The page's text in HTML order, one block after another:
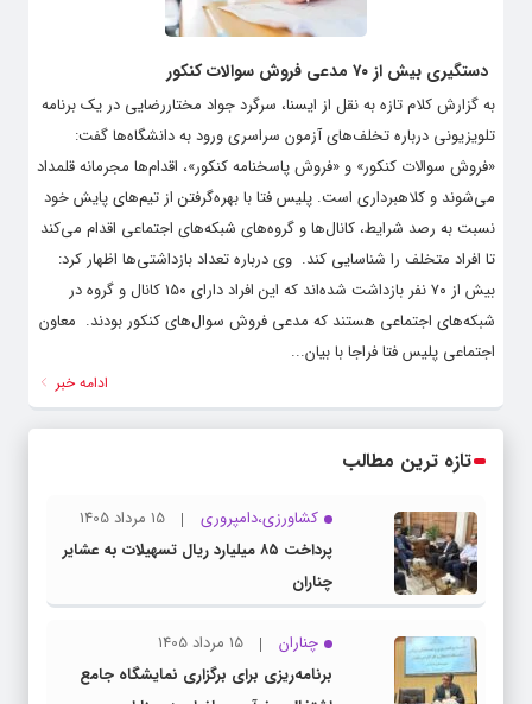
دستگیری بیش از ۷۰ مدعی فروش سوالات کنکور
به گزارش کلام تازه به نقل از ایسنا، سرگرد جواد مختاررضایی در یک برنامه
تلویزیونی درباره تخلف‌های آزمون سراسری ورود به دانشگاه‌ها گفت:
«فروش سوالات کنکور» و «فروش پاسخنامه کنکور»، اقدام‌ها مجرمانه قلمداد
می‌شوند و کلاهبرداری است. پلیس فتا با بهره‌گرفتن از تیم‌های پایش خود
نسبت به رصد شرایط، کانال‌ها و گروه‌های شبکه‌های اجتماعی اقدام می‌کند
تا افراد متخلف را شناسایی کند. ‌ وی درباره تعداد بازداشتی‌ها اظهار کرد:
بیش از ۷۰ نفر بازداشت شده‌اند که این افراد دارای ۱۵۰ کانال و گروه در
شبکه‌های اجتماعی هستند که مدعی فروش سوال‌های کنکور بودند. ‌ معاون
اجتماعی پلیس فتا فراجا با بیان...
ادامه خبر
تازه ترین مطالب
کشاورزی،دامپروری
15 مرداد 1405
پرداخت ۸۵ میلیارد ریال تسهیلات به عشایر
چناران
چناران
15 مرداد 1405
برنامه‌ریزی برای برگزاری نمایشگاه جامع